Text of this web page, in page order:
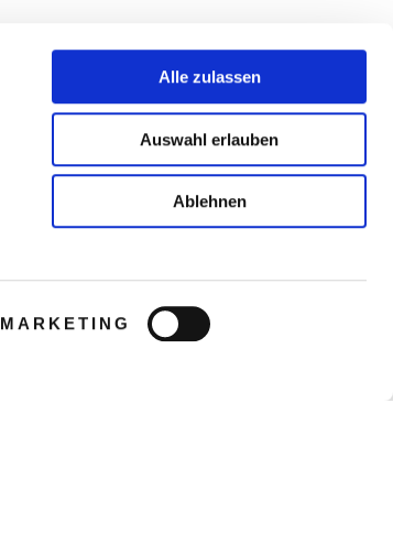
MARKETING
Alle zulassen
Auswahl erlauben
Ablehnen